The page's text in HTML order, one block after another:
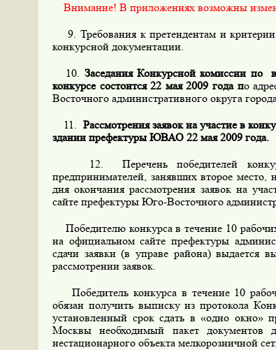
Внимание! В приложениях возможны
9. Требования к претендентам и
конкурсной документации.
10. Заседания Конкурсной комиссии по
конкурсе состоится 22 мая 2009 года по
Восточного административного округа
11. Рассмотрения заявок на участие в
здании префектуры ЮВАО 22 мая 2009 года.
12. Перечень победителей
предпринимателей, занявших второе
дня окончания рассмотрения заявок на
сайте префектуры Юго-Восточного
Победителю конкурса в течение 10
на официальном сайте префектуры
сдачи заявки (в управе района) выдается
рассмотрении заявок.
Победитель конкурса в течение 10
обязан получить выписку из протокола
установленный срок сдать в «одно окно»
Москвы необходимый пакет документов
нестационарного объекта мелкорозничной